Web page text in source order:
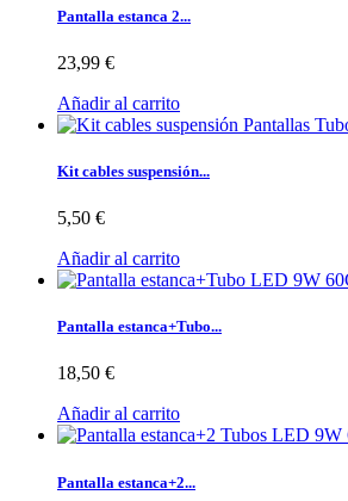
Pantalla estanca 2...
23,99 €
Añadir al carrito
Kit cables suspensión...
5,50 €
Añadir al carrito
Pantalla estanca+Tubo...
18,50 €
Añadir al carrito
Pantalla estanca+2...